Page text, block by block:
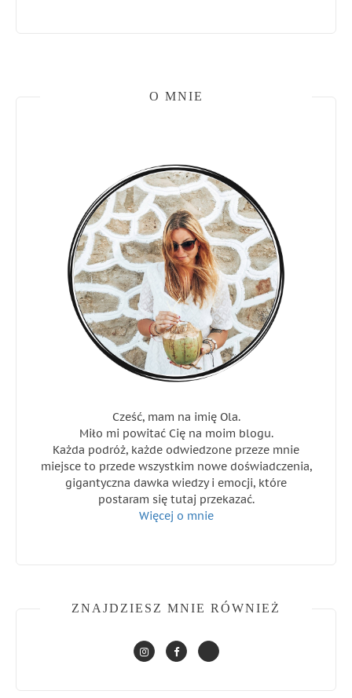
O MNIE
Cześć, mam na imię Ola.
Miło mi powitać Cię na moim blogu.
Każda podróż, każde odwiedzone przeze mnie
miejsce to przede wszystkim nowe doświadczenia,
gigantyczna dawka wiedzy i emocji, które
postaram się tutaj przekazać.
Więcej o mnie
ZNAJDZIESZ MNIE RÓWNIEŻ